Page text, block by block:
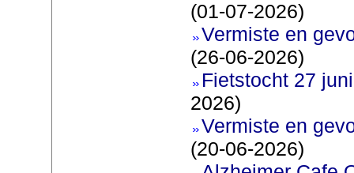
(01-07-2026)
Vermiste en
(26-06-2026)
Fietstocht 27
2026)
Vermiste en
(20-06-2026)